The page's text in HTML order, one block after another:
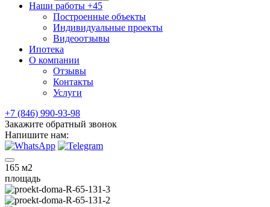
Наши работы +45
Построенные объекты
Индивидуальные проекты
Видеоотзывы
Ипотека
О компании
Отзывы
Контакты
Услуги
+7 (846) 990-93-98
Закажите обратный звонок
Напишите нам:
165 м2
площадь